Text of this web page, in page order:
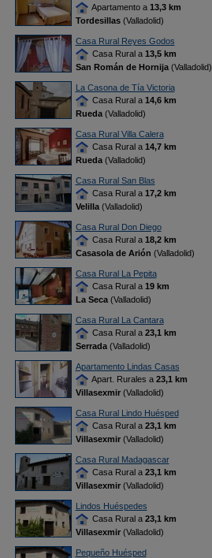
Apartamento a 13,3 km
Tordesillas(Valladolid)
Casa Rural Reyes Godos
Casa Rural a 13,5 km
San Román de Hornija(Valladolid)
La Casona de Tía Victoria
Casa Rural a 14,6 km
Rueda(Valladolid)
Casa Rural Villa Calera
Casa Rural a 14,7 km
Rueda(Valladolid)
Casa Rural San Blas
Casa Rural a 17,2 km
Velilla(Valladolid)
Casa Rural Don Diego
Casa Rural a 18,2 km
Casasola de Arión (Valladolid)
Casa Rural La Pepita
Casa Rural a 19 km
La Seca(Valladolid)
Casa Rural La Cantara
Casa Rural a 23,1 km
Serrada(Valladolid)
Apartamento Lindas Casas
Apart. Rurales a 23,1 km
Villasexmir(Valladolid)
Casa Rural Lindo Huésped
Casa Rural a 23,1 km
Villasexmir(Valladolid)
Casa Rural Madagascar
Casa Rural a 23,1 km
Villasexmir(Valladolid)
Lindos Huéspedes
Casa Rural a 23,1 km
Villasexmir(Valladolid)
Pequeño Huésped